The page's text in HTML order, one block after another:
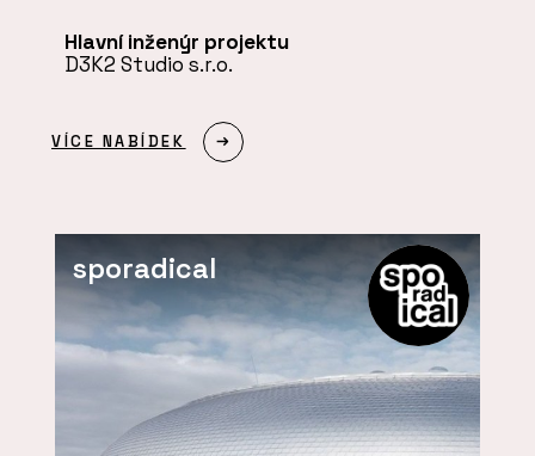
Hlavní inženýr projektu
D3K2 Studio s.r.o.
VÍCE NABÍDEK
sporadical